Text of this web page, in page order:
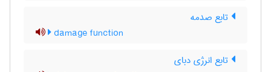
تابع صدمه
damage function
تابع انرژی دبای